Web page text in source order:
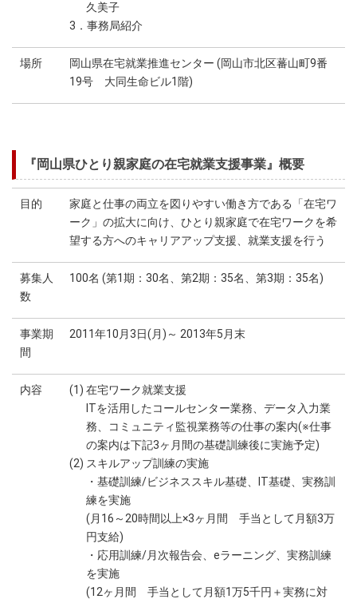
久美子
3．事務局紹介
場所
岡山県在宅就業推進センター (岡山市北区蕃山町9番
19号 大同生命ビル1階)
『岡山県ひとり親家庭の在宅就業支援事業』概要
目的
家庭と仕事の両立を図りやすい働き方である「在宅ワ
ーク」の拡大に向け、ひとり親家庭で在宅ワークを希
望する方へのキャリアアップ支援、就業支援を行う
募集人
数
100名 (第1期：30名、第2期：35名、第3期：35名)
事業期
間
2011年10月3日(月)～ 2013年5月末
内容
(1) 在宅ワーク就業支援
ITを活用したコールセンター業務、データ入力業
務、コミュニティ監視業務等の仕事の案内(※仕事
の案内は下記3ヶ月間の基礎訓練後に実施予定)
(2) スキルアップ訓練の実施
・基礎訓練/ビジネススキル基礎、IT基礎、実務訓
練を実施
(月16～20時間以上×3ヶ月間 手当として月額3万
円支給)
・応用訓練/月次報告会、eラーニング、実務訓練
を実施
(12ヶ月間 手当として月額1万5千円＋実務に対